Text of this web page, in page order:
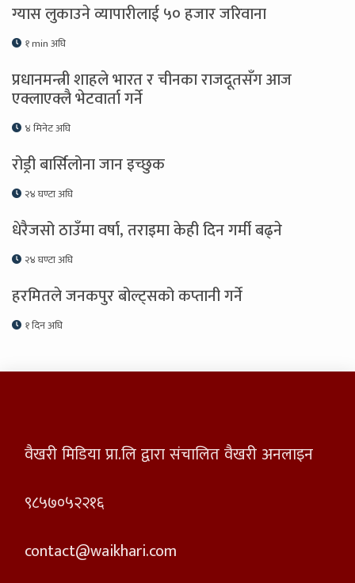
ग्यास लुकाउने व्यापारीलाई ५० हजार जरिवाना
१ min अघि
प्रधानमन्त्री शाहले भारत र चीनका राजदूतसँग आज
एक्लाएक्लै भेटवार्ता गर्ने
४ मिनेट अघि
रोड्री बार्सिलोना जान इच्छुक
२४ घण्टा अघि
धेरैजसो ठाउँमा वर्षा, तराइमा केही दिन गर्मी बढ्ने
२४ घण्टा अघि
हरमितले जनकपुर बोल्ट्सको कप्तानी गर्ने
१ दिन अघि
वैखरी मिडिया प्रा.लि द्वारा संचालित वैखरी अनलाइन
९८५७०५२२१६
contact@waikhari.com